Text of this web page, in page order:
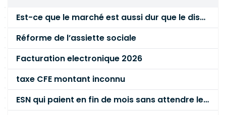
Est-ce que le marché est aussi dur que le disent les commerciaux ?
Réforme de l’assiette sociale
Facturation electronique 2026
taxe CFE montant inconnu
ESN qui paient en fin de mois sans attendre le paiement client ?